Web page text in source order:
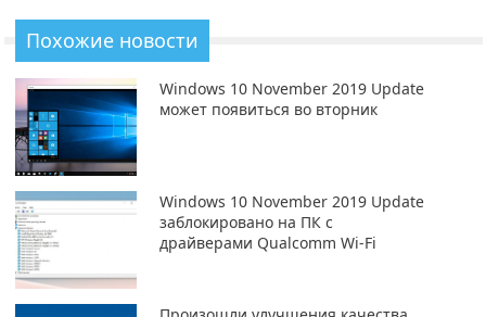
Похожие новости
Windows 10 November 2019 Update
может появиться во вторник
Windows 10 November 2019 Update
заблокировано на ПК с
драйверами Qualcomm Wi-Fi